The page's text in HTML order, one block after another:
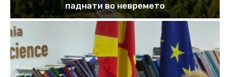
паднати во невремето